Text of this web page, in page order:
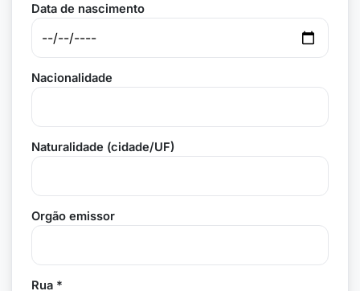
Data de nascimento
Nacionalidade
Naturalidade (cidade/UF)
Orgão emissor
Rua *